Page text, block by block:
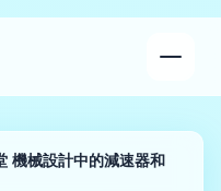
機械設計中的減速器和